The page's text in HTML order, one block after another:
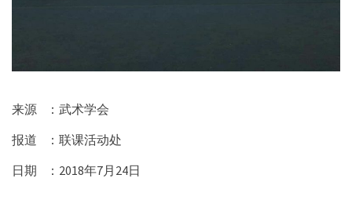
来源 ：武术学会
报道 ：联课活动处
日期
： 2018年7月 24日